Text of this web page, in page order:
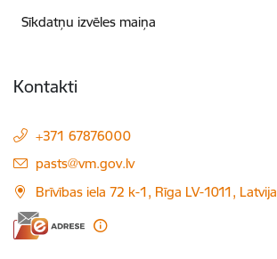
Sīkdatņu izvēles maiņa
Kontakti
+371 67876000
E-pasts:
pasts@vm.gov.lv
Brīvības iela 72 k-1, Rīga LV-1011, Latvija